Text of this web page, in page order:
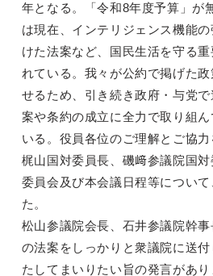
年となる。「令和8年度予算」が
は現在、インテリジェンス機能
けた法案など、国民生活を守る
れている。我々が公約で掲げた
せるため、引き続き政府・与党
案や条約の成立に全力で取り組
いる。役員各位のご理解とご協力
梶山国対委員長、磯﨑参議院国
委員会及び本会議日程等につい
た。
松山参議院会長、石井参議院幹
の法案をしっかりと衆議院に送
たしてまいりたい旨の発言があり